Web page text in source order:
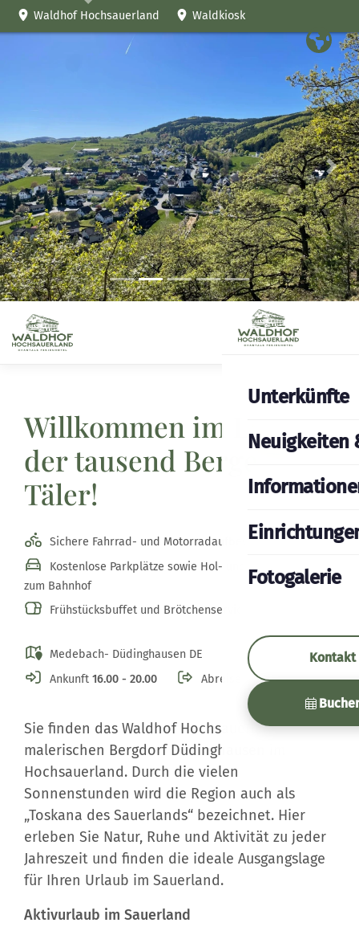
Voriges
Waldhof Hochsauerland Waldkiosk
Willkommen im Land
der tausend Berge und
Täler!
Sie finden das Waldhof Hochsauerland im
malerischen Bergdorf Düdinghausen im
Hochsauerland. Durch die vielen
Sonnenstunden wird die Region auch als
„Toskana des Sauerlands“ bezeichnet. Hier
erleben Sie Natur, Ruhe und Aktivität zu jeder
Jahreszeit und finden die ideale Ausgangslage
für Ihren Urlaub im Sauerland.
Aktivurlaub im Sauerland
Sichere Fahrrad- und Motorradaufbewahrung
Kostenlose Parkplätze sowie Hol- und Bringservice
zum Bahnhof
Frühstücksbuffet und Brötchenservice
Medebach- Düdinghausen DE
Ankunft 16.00 - 20.00 Abreise 10.30
Unterkünfte
Neuigkeiten
Fotogalerie
Kontakt